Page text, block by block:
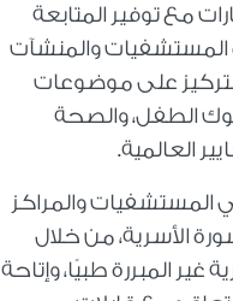
مع توفير المتابعة
المستشفيات والمنشآت
على موضوعات
الطفل، والصحة
العالمية.
المستشفيات والمراكز
الأسرية، من خلال
المبررة طبيًا، وإتاحة